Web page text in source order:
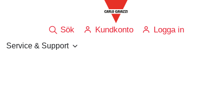
Sök Kundkonto Logga in
Service & Support